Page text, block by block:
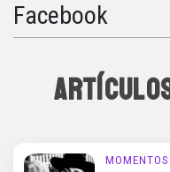
Facebook